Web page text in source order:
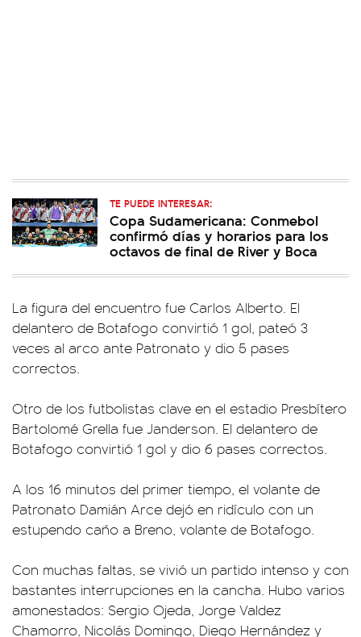
TE PUEDE INTERESAR:
Copa Sudamericana: Conmebol
confirmó días y horarios para los
octavos de final de River y Boca
La figura del encuentro fue Carlos Alberto. El
delantero de Botafogo convirtió 1 gol, pateó 3
veces al arco ante Patronato y dio 5 pases
correctos.
Otro de los futbolistas clave en el estadio Presbítero
Bartolomé Grella fue Janderson. El delantero de
Botafogo convirtió 1 gol y dio 6 pases correctos.
A los 16 minutos del primer tiempo, el volante de
Patronato Damián Arce dejó en ridículo con un
estupendo caño a Breno, volante de Botafogo.
Con muchas faltas, se vivió un partido intenso y con
bastantes interrupciones en la cancha. Hubo varios
amonestados: Sergio Ojeda, Jorge Valdez
Chamorro, Nicolás Domingo, Diego Hernández y